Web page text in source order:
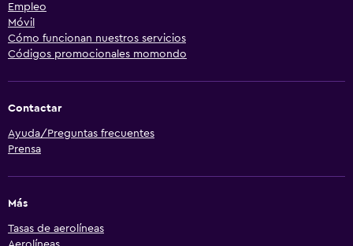
Empleo
Móvil
Cómo funcionan nuestros servicios
Códigos promocionales momondo
Contactar
Ayuda/Preguntas frecuentes
Prensa
Más
Tasas de aerolíneas